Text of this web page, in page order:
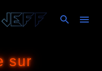
principal
sur